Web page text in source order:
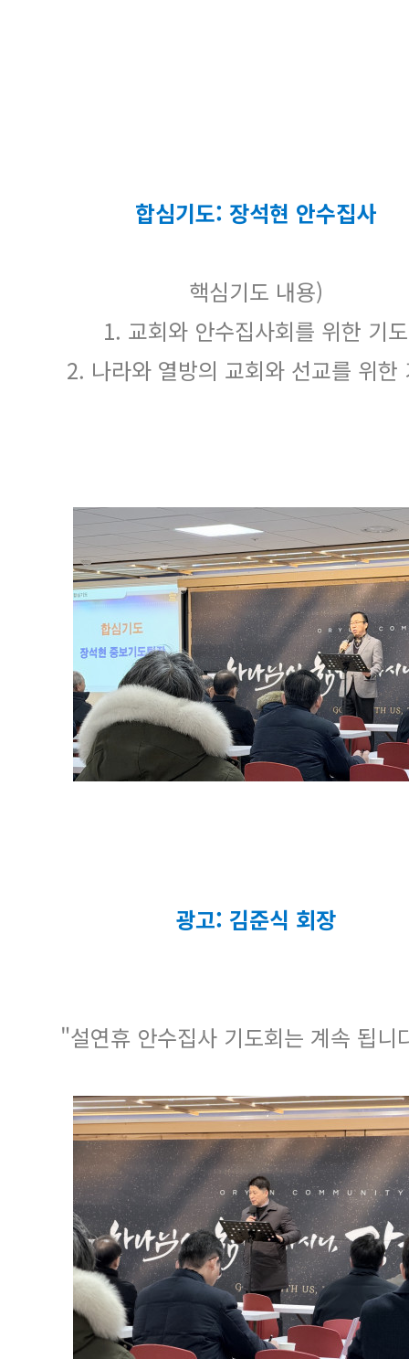
합심기도: 장석현 안수집사
핵심기도 내용)
1. 교회와 안수집사회를 위한 기도
2. 나라와 열방의 교회와 선교를 위한
광고: 김준식 회장
"설연휴 안수집사 기도회는 계속 됩니